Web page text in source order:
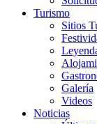
Turismo
Sitios
Galería
Videos
Noticias